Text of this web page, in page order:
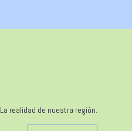
La realidad de nuestra región.